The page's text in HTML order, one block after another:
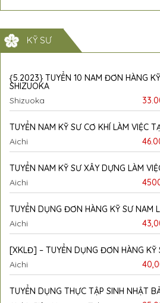
KỸ SƯ
{5.2023} TUYỂN 10 NAM ĐƠN HÀNG
SHIZUOKA
Shizuoka
TUYỂN NAM KỸ SƯ CƠ KHÍ LÀM VIỆC
Aichi
TUYỂN NAM KỸ SƯ XÂY DỰNG LÀM
Aichi
TUYỂN DỤNG ĐƠN HÀNG KỸ SƯ NAM
Aichi
[XKLĐ] – TUYỂN DỤNG ĐƠN HÀNG
Aichi
TUYỂN DỤNG THỰC TẬP SINH NHẬT